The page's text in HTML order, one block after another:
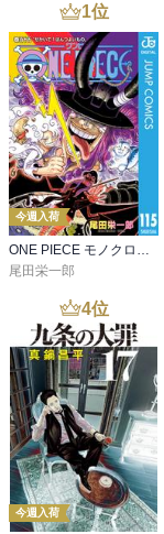
1位
今週入荷
尾田栄一郎
4位
今週入荷